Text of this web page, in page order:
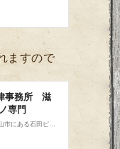
ますので